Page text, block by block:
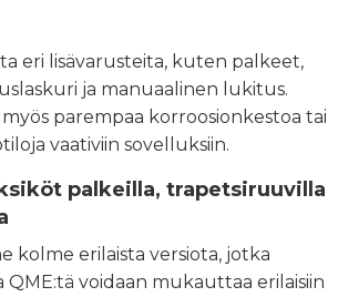
eri lisävarusteita, kuten palkeet,
ja manuaalinen lukitus.
parempaa korroosionkestoa tai
vaativiin sovelluksiin.
palkeilla, trapetsiruuvilla
kolme erilaista versiota, jotka
QME:tä voidaan mukauttaa erilaisiin